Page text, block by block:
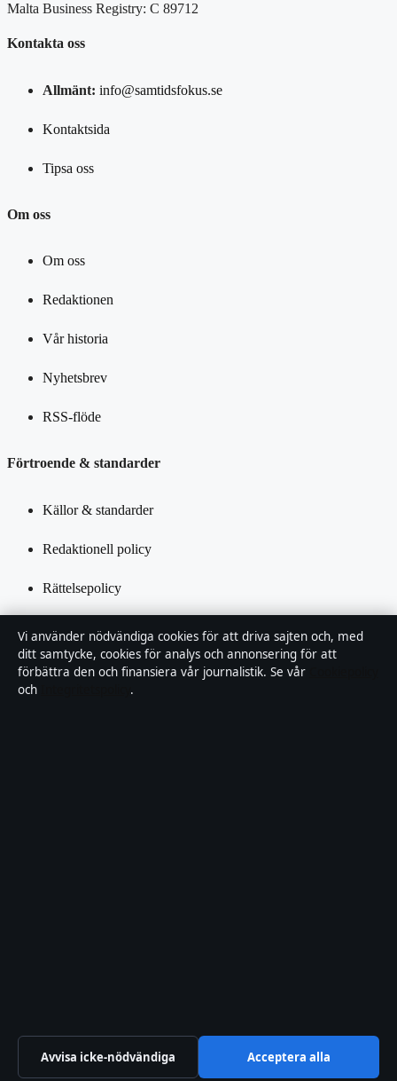
Malta Business Registry: C 89712
Kontakta oss
Allmänt: info@samtidsfokus.se
Kontaktsida
Tipsa oss
Om oss
Om oss
Redaktionen
Vår historia
Nyhetsbrev
RSS-flöde
Förtroende & standarder
Källor & standarder
Redaktionell policy
Rättelsepolicy
Integritetspolicy
Vi använder nödvändiga cookies för att driva sajten och, med
ditt samtycke, cookies för analys och annonsering för att
förbättra den och finansiera vår journalistik. Se vår
och
.
Avvisa icke-nödvändiga Acceptera alla
WorldRSS